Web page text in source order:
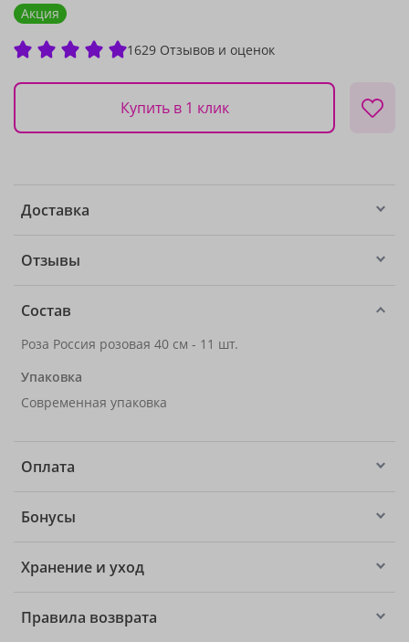
Акция
1629 Отзывов и оценок
Купить в 1 клик
Доставка
Отзывы
Состав
Роза Россия розовая 40 см - 11 шт.
Упаковка
Современная упаковка
Оплата
Бонусы
Хранение и уход
Правила возврата